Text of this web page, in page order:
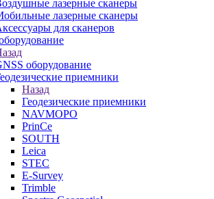
лазерные сканеры
лазерные сканеры
для сканеров
оборудование
приемники
Назад
Геодезические приемники
NAVMOPO
PrinCe
SOUTH
Leica
STEC
E-Survey
Trimble